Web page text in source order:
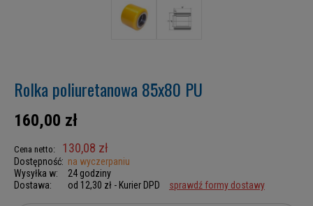
Rolka poliuretanowa 85x80 PU
160,00 zł
Cena netto: 130,08 zł
Dostępność: na wyczerpaniu
Wysyłka w:
24 godziny
Dostawa:
od 12,30 zł - Kurier DPD sprawdź formy dostawy